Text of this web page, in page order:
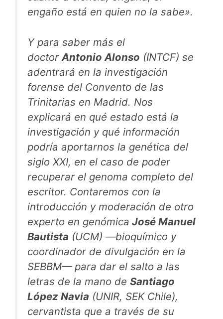
engaño está en quien no la sabe».
Y para saber más el
doctor Antonio Alonso (INTCF) se
adentrará en la investigación
forense del Convento de las
Trinitarias en Madrid. Nos
explicará en qué estado está la
investigación y qué información
podría aportarnos la genética del
siglo XXI, en el caso de poder
recuperar el genoma completo del
escritor. Contaremos con la
introducción y moderación de otro
experto en genómica José Manuel
Bautista (UCM) —bioquímico y
coordinador de divulgación en la
SEBBM— para dar el salto a las
letras de la mano de Santiago
López Navia (UNIR, SEK Chile),
cervantista que a través de su